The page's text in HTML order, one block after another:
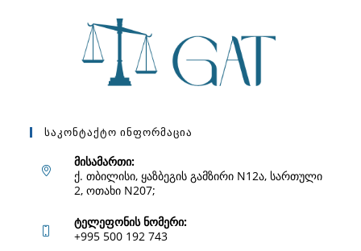
Საკონტაქტო Ინფორმაცია
მისამართი:
ქ. თბილისი, ყაზბეგის გამზირი N12ა, სართული
2, ოთახი N207;
ტელეფონის ნომერი:
+995 500 192 743